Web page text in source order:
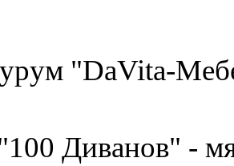
"DaVita-
Диванов" -